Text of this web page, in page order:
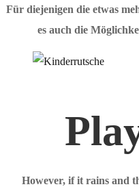
Für diejenigen die etwas
es auch die
However, if it rains and